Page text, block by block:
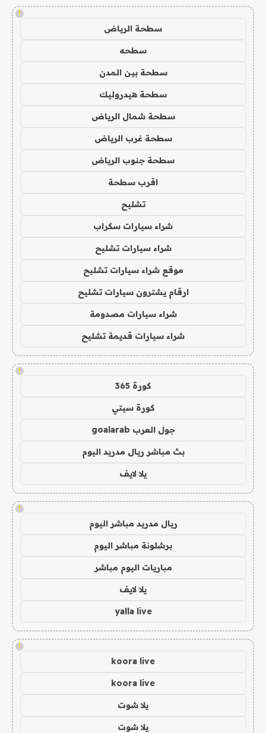
!
سطحة الرياض
سطحه
سطحة بين المدن
سطحة هيدروليك
سطحة شمال الرياض
سطحة غرب الرياض
سطحة جنوب الرياض
اقرب سطحة
تشليح
شراء سيارات سكراب
شراء سيارات تشليح
موقع شراء سيارات تشليح
ارقام يشترون سيارات تشليح
شراء سيارات مصدومة
شراء سيارات قديمة تشليح
!
كورة 365
كورة سيتي
جول العرب goalarab
بث مباشر ريال مدريد اليوم
يلا لايف
!
ريال مدريد مباشر اليوم
برشلونة مباشر اليوم
مباريات اليوم مباشر
يلا لايف
yalla live
!
koora live
koora live
يلا شوت
يلا شوت